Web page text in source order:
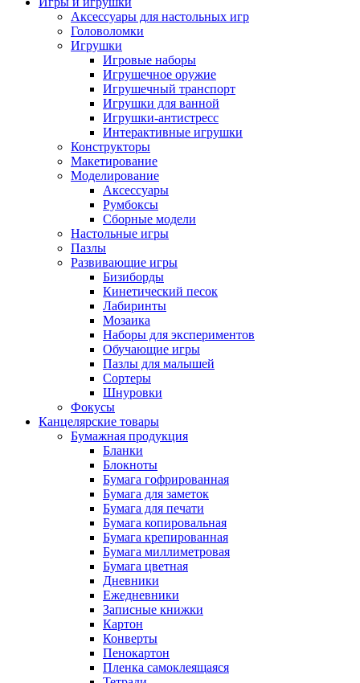
Аксессуары для настольных игр
Головоломки
Игрушки
Игровые наборы
Игрушечное оружие
Игрушечный транспорт
Игрушки для ванной
Игрушки-антистресс
Интерактивные игрушки
Конструкторы
Макетирование
Моделирование
Аксессуары
Румбоксы
Сборные модели
Настольные игры
Пазлы
Развивающие игры
Бизиборды
Кинетический песок
Лабиринты
Мозаика
Наборы для экспериментов
Обучающие игры
Пазлы для малышей
Сортеры
Шнуровки
Фокусы
Канцелярские товары
Бумажная продукция
Бланки
Блокноты
Бумага гофрированная
Бумага для заметок
Бумага для печати
Бумага копировальная
Бумага крепированная
Бумага миллиметровая
Бумага цветная
Дневники
Ежедневники
Записные книжки
Картон
Конверты
Пенокартон
Пленка самоклеящаяся